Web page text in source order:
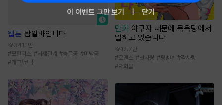
웹툰 탑알바입니다
341.1만
#모럴리스 #사제관계 #능글공 #미남공
# 개그/코믹
만화 야쿠자 때문에 목욕탕에서
일하고 있습니다
12.7만
#로맨스 #첫사랑 #평범녀 #짝사랑
#재회물
이 이벤트 그만 보기 닫기